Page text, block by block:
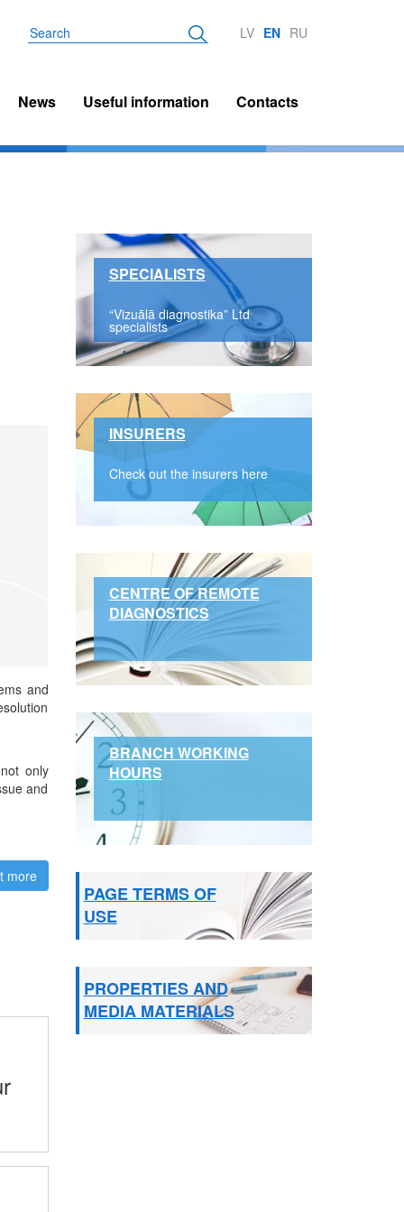
LV EN RU
Search
News Useful information Contacts
and
only
and
moreabout Magnetic resonance imaging
SPECIALISTS
“Vizuālā diagnostika” Ltd
specialists
INSURERS
Check out the insurers here
CENTRE OF REMOTE
DIAGNOSTICS
BRANCH WORKING
HOURS
PAGE TERMS OF
USE
PROPERTIES AND
MEDIA MATERIALS